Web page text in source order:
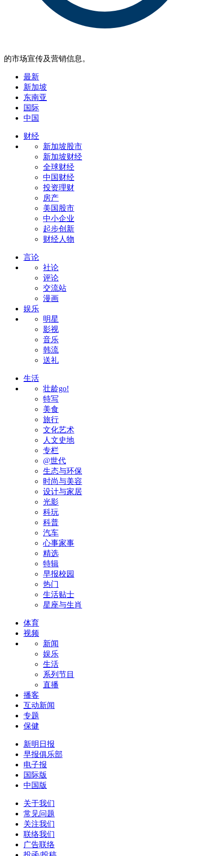
的市场宣传及营销信息。
最新
新加坡
东南亚
国际
中国
财经
新加坡股市
新加坡财经
全球财经
中国财经
投资理财
房产
美国股市
中小企业
起步创新
财经人物
言论
社论
评论
交流站
漫画
娱乐
明星
影视
音乐
韩流
送礼
生活
壮龄go!
特写
美食
旅行
文化艺术
人文史地
专栏
@世代
生态与环保
时尚与美容
设计与家居
光影
科玩
科普
汽车
心事家事
精选
特辑
早报校园
热门
生活贴士
星座与生肖
体育
视频
新闻
娱乐
生活
系列节目
直播
播客
互动新闻
专题
保健
新明日报
早报俱乐部
电子报
国际版
中国版
关于我们
常见问题
关注我们
联络我们
广告联络